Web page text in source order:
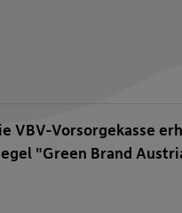
VBV-Vorsorgekasse
"Green Brand